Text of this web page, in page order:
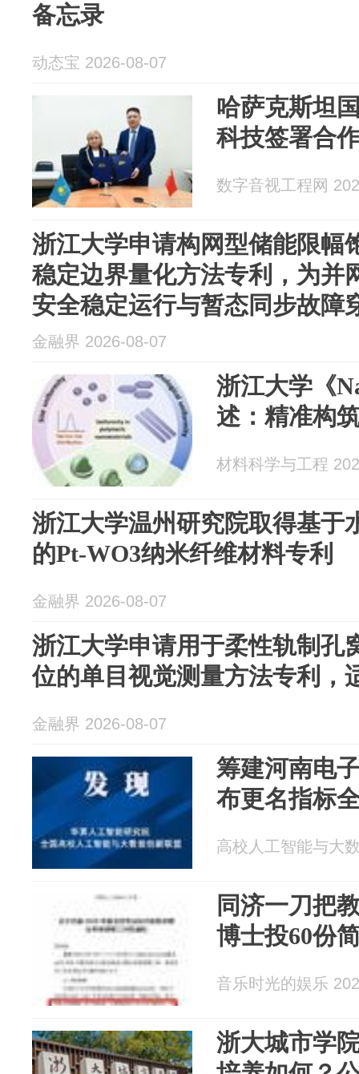
备忘录
动态宝 2026-08-07
哈萨克斯坦
科技签署合
数字音视工程网
浙江大学申请构网型储能限幅
稳定边界量化方法专利，为并
安全稳定运行与暂态同步故障
金融界 2026-08-07
浙江大学《
述：精准构
材料科学与工程
浙江大学温州研究院取得基于
的Pt-WO3纳米纤维材料专利
金融界 2026-08-07
浙江大学申请用于柔性轨制孔
位的单目视觉测量方法专利，
金融界 2026-08-07
筹建河南电
布更名指标
高校人工智能与大
同济一刀把
博士投60份
音乐时光的娱乐
浙大城市学